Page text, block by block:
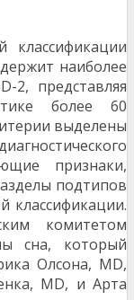
классификации
наиболее
2, представляя
более 60
выделены
признаки,
подтипов
классификации.
комитетом
сна, который
Олсона, MD,
MD, и Арта